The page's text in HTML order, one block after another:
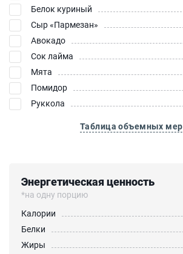
Белок куриный
Сыр «Пармезан»‎
Авокадо
Сок лайма
Мята
Помидор
Руккола
Таблица объемных мер
Энергетическая ценность
*на одну порцию
Калории
Белки
Жиры